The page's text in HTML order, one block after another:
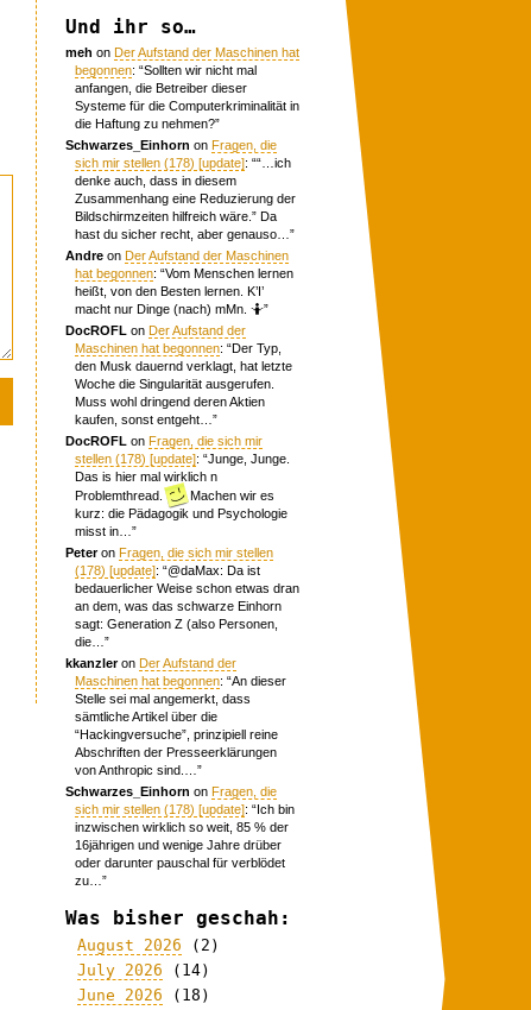
Und ihr so…
meh onDer Aufstand der Maschinen hat
begonnen: “Sollten wir nicht mal
anfangen, die Betreiber dieser
Systeme für die Computerkriminalität in
die Haftung zu nehmen?”
Schwarzes_Einhorn onFragen, die
sich mir stellen (178) [update]: ““…ich
denke auch, dass in diesem
Zusammenhang eine Reduzierung der
Bildschirmzeiten hilfreich wäre.” Da
hast du sicher recht, aber genauso… ”
Andre onDer Aufstand der Maschinen
hat begonnen: “Vom Menschen lernen
heißt, von den Besten lernen. K’I’
macht nur Dinge (nach) mMn. 🤷”
DocROFL onDer Aufstand der
Maschinen hat begonnen: “Der Typ,
den Musk dauernd verklagt, hat letzte
Woche die Singularität ausgerufen.
Muss wohl dringend deren Aktien
kaufen, sonst entgeht… ”
DocROFL onFragen, die sich mir
stellen (178) [update]: “Junge, Junge.
Das is hier mal wirklich n
Problemthread.
Machen wir es
kurz: die Pädagogik und Psychologie
misst in… ”
PeteronFragen, die sich mir stellen
(178) [update]: “@daMax: Da ist
bedauerlicher Weise schon etwas dran
an dem, was das schwarze Einhorn
sagt: Generation Z (also Personen,
die… ”
kkanzleronDer Aufstand der
Maschinen hat begonnen: “An dieser
Stelle sei mal angemerkt, dass
sämtliche Artikel über die
“Hackingversuche”, prinzipiell reine
Abschriften der Presseerklärungen
von Anthropic sind.… ”
Schwarzes_Einhorn onFragen, die
sich mir stellen (178) [update]: “Ich bin
inzwischen wirklich so weit, 85 % der
16jährigen und wenige Jahre drüber
oder darunter pauschal für verblödet
zu… ”
Was bisher geschah:
August 2026 (2)
July 2026 (14)
June 2026 (18)